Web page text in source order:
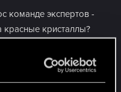
команде экспертов -
красные кристаллы?
не хотелось бы